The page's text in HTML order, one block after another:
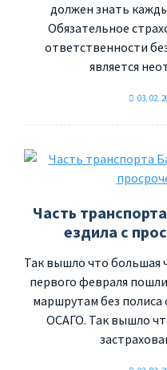
должен знать
Обязательное
ответственности
является
03. 02.
Часть
ездила с
Так вышло что большая
первого февраля
маршрутам без полиса
ОСАГО. Так вышло